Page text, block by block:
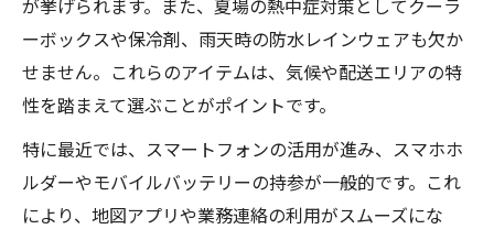
が挙げられます。また、夏場の熱中症対策としてクーラ
ーボックスや保冷剤、雨天時の防水レインウェアも欠か
せません。これらのアイテムは、気候や配送エリアの特
性を踏まえて選ぶことがポイントです。
特に最近では、スマートフォンの活用が進み、スマホホ
ルダーやモバイルバッテリーの持参が一般的です。これ
により、地図アプリや業務連絡の利用がスムーズにな